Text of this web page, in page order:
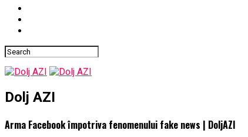
Dolj AZI
Arma Facebook împotriva fenomenului fake news | DoljAZI